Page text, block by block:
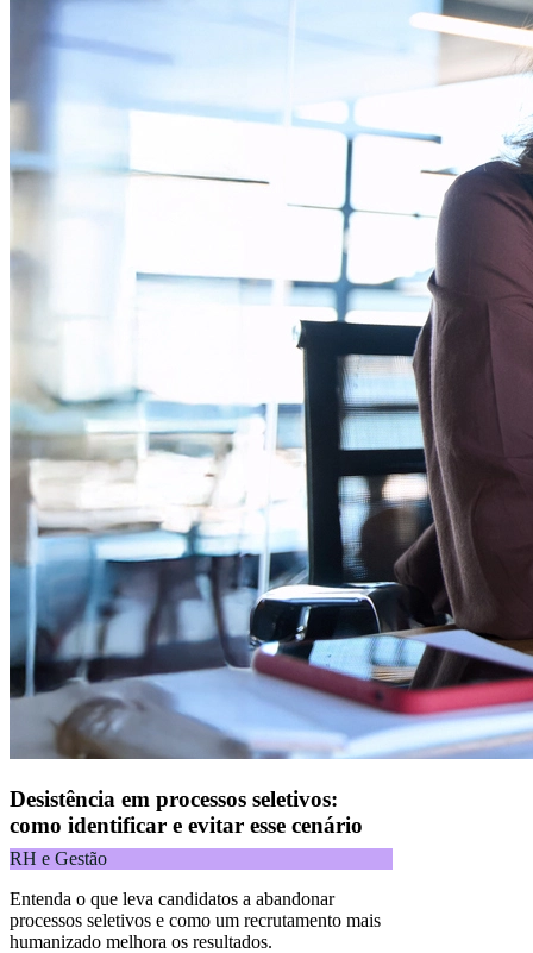
Desistência em processos seletivos:
como identificar e evitar esse cenário
RH e Gestão
Entenda o que leva candidatos a abandonar
processos seletivos e como um recrutamento mais
humanizado melhora os resultados.